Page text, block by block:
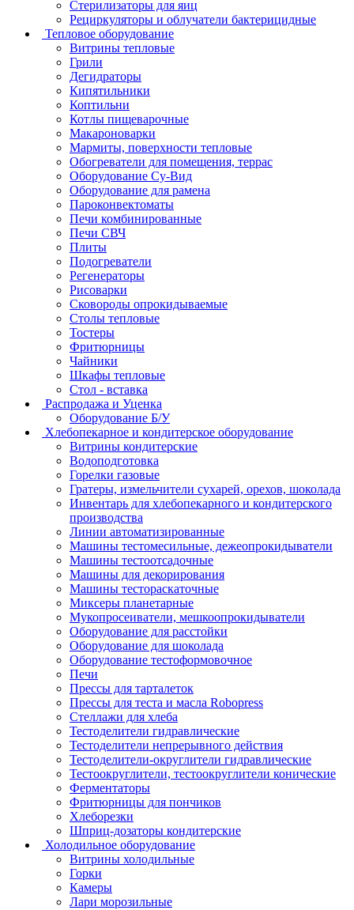
Стерилизаторы для яиц
Рециркуляторы и облучатели бактерицидные
Тепловое оборудование
Витрины тепловые
Грили
Дегидраторы
Кипятильники
Коптильни
Котлы пищеварочные
Макароноварки
Мармиты, поверхности тепловые
Обогреватели для помещения, террас
Оборудование Су-Bид
Оборудование для рамена
Пароконвектоматы
Печи комбинированные
Печи СВЧ
Плиты
Подогреватели
Регенераторы
Рисоварки
Сковороды опрокидываемые
Столы тепловые
Тостеры
Фритюрницы
Чайники
Шкафы тепловые
Стол - вставка
Распродажа и Уценка
Оборудование Б/У
Хлебопекарное и кондитерское оборудование
Витрины кондитерские
Водоподготовка
Горелки газовые
Гратеры, измельчители сухарей, орехов, шоколада
Инвентарь для хлебопекарного и кондитерского
производства
Линии автоматизированные
Машины тестомесильные, дежеопрокидыватели
Машины тестоотсадочные
Машины для декорирования
Машины тестораскаточные
Миксеры планетарные
Мукопросеиватели, мешкоопрокидыватели
Оборудование для расстойки
Оборудование для шоколада
Оборудование тестоформовочное
Печи
Прессы для тарталеток
Прессы для теста и масла Robopress
Стеллажи для хлеба
Тестоделители гидравлические
Тестоделители непрерывного действия
Тестоделители-округлители гидравлические
Тестоокруглители, тестоокруглители конические
Ферментаторы
Фритюрницы для пончиков
Хлеборезки
Шприц-дозаторы кондитерские
Холодильное оборудование
Витрины холодильные
Горки
Камеры
Лари морозильные